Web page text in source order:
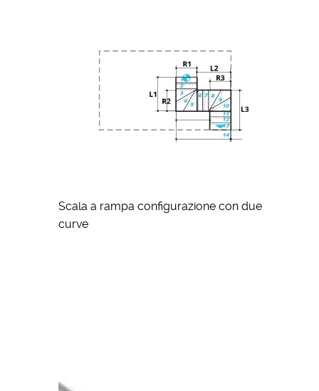
Scala a rampa configurazione con due
curve